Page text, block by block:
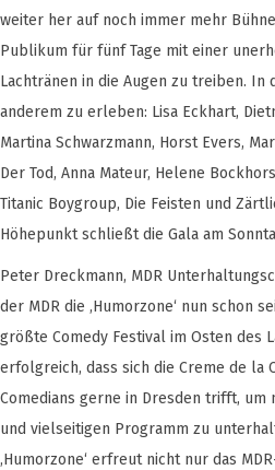
weiter her auf noch immer mehr
Publikum für fünf Tage mit einer
Lachtränen in die Augen zu treiben. In
anderem zu erleben: Lisa Eckhart,
Martina Schwarzmann, Horst Evers,
Der Tod, Anna Mateur, Helene
Titanic Boygroup, Die Feisten und
Höhepunkt schließt die Gala am
Peter Dreckmann, MDR
der MDR die ‚Humorzone‘ nun schon
größte Comedy Festival im Osten des
erfolgreich, dass sich die Creme de la
Comedians gerne in Dresden trifft,
und vielseitigen Programm zu
‚Humorzone‘ erfreut nicht nur das